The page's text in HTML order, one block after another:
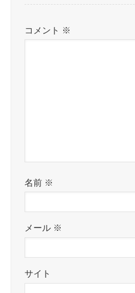
コメント ※
名前 ※
メール ※
サイト